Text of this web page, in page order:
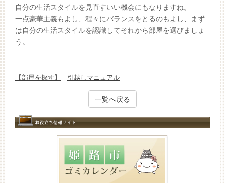
自分の生活スタイルを見直すいい機会にもなりますね。
一点豪華主義もよし、程々にバランスをとるのもよし、まず
は自分の生活スタイルを認識してそれから部屋を選びましょ
う。
【部屋を探す】 引越しマニュアル
一覧へ戻る